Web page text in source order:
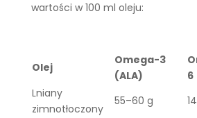
wartości w 100 ml oleju:
Olej
Omega-3
(ALA)
6
Lniany
zimnotłoczony
55–60 g